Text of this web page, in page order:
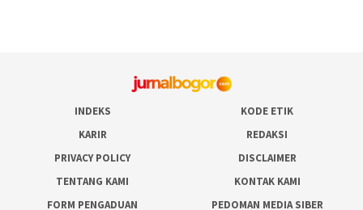
INDEKS
KODE ETIK
KARIR
REDAKSI
PRIVACY POLICY
DISCLAIMER
TENTANG KAMI
KONTAK KAMI
FORM PENGADUAN
PEDOMAN MEDIA SIBER